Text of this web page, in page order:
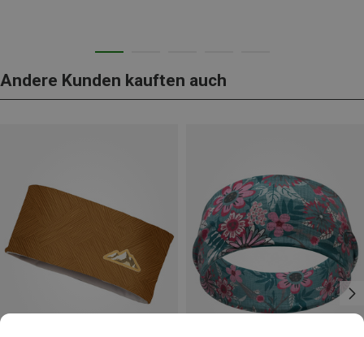
Andere Kunden kauften auch